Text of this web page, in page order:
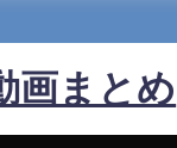
画まとめ